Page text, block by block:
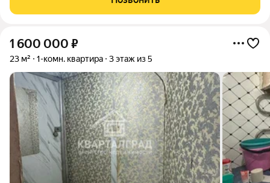
санузел выложен кафелем, окна
1 600 000 ₽
23 м² 1-комн. квартира 3 этаж из 5